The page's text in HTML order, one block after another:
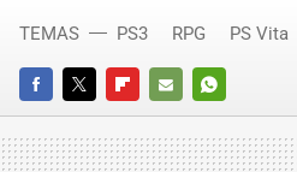
FACEBOOKTWITTERFLIPBOARD
E-
MAIL
WHATSAPP
TEMAS PS3 RPG PS Vita